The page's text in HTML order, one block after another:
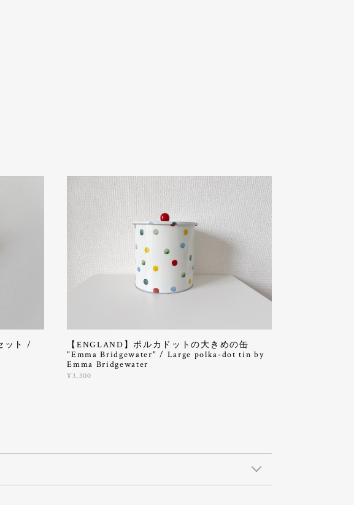
ット /
【ENGLAND】ポルカドットの大きめの缶
"Emma Bridgewater" / Large polka-dot tin by
Emma Bridgewater
¥3,300